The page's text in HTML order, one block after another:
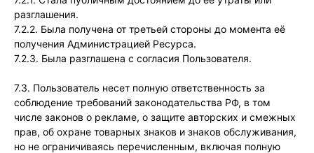
разглашения.
7.2.2. Была получена от третьей стороны до момента её
получения Администрацией Ресурса.
7.2.3. Была разглашена с согласия Пользователя.
7.3. Пользователь несет полную ответственность за
соблюдение требований законодательства РФ, в том
числе законов о рекламе, о защите авторских и смежных
прав, об охране товарных знаков и знаков обслуживания,
но не ограничиваясь перечисленным, включая полную